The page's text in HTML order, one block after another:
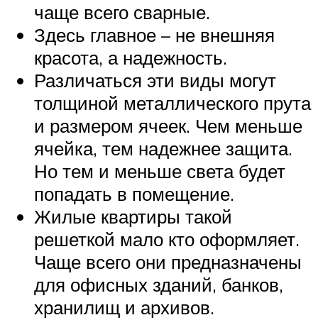
чаще всего сварные.
Здесь главное – не внешняя
красота, а надежность.
Различаться эти виды могут
толщиной металлического прута
и размером ячеек. Чем меньше
ячейка, тем надежнее защита.
Но тем и меньше света будет
попадать в помещение.
Жилые квартиры такой
решеткой мало кто оформляет.
Чаще всего они предназначены
для офисных зданий, банков,
хранилищ и архивов.